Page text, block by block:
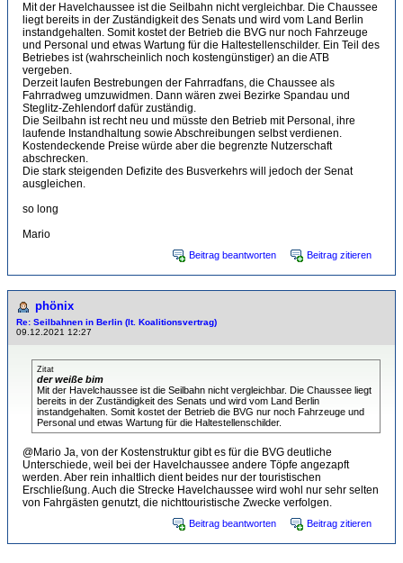
Mit der Havelchaussee ist die Seilbahn nicht vergleichbar. Die Chaussee
liegt bereits in der Zuständigkeit des Senats und wird vom Land Berlin
instandgehalten. Somit kostet der Betrieb die BVG nur noch Fahrzeuge
und Personal und etwas Wartung für die Haltestellenschilder. Ein Teil des
Betriebes ist (wahrscheinlich noch kostengünstiger) an die ATB
vergeben.
Derzeit laufen Bestrebungen der Fahrradfans, die Chaussee als
Fahrradweg umzuwidmen. Dann wären zwei Bezirke Spandau und
Steglitz-Zehlendorf dafür zuständig.
Die Seilbahn ist recht neu und müsste den Betrieb mit Personal, ihre
laufende Instandhaltung sowie Abschreibungen selbst verdienen.
Kostendeckende Preise würde aber die begrenzte Nutzerschaft
abschrecken.
Die stark steigenden Defizite des Busverkehrs will jedoch der Senat
ausgleichen.
so long
Mario
Beitrag beantworten Beitrag zitieren
phönix
Re: Seilbahnen in Berlin (lt. Koalitionsvertrag)
09.12.2021 12:27
Zitat
der weiße bim
Mit der Havelchaussee ist die Seilbahn nicht vergleichbar. Die Chaussee liegt
bereits in der Zuständigkeit des Senats und wird vom Land Berlin
instandgehalten. Somit kostet der Betrieb die BVG nur noch Fahrzeuge und
Personal und etwas Wartung für die Haltestellenschilder.
@Mario Ja, von der Kostenstruktur gibt es für die BVG deutliche
Unterschiede, weil bei der Havelchaussee andere Töpfe angezapft
werden. Aber rein inhaltlich dient beides nur der touristischen
Erschließung. Auch die Strecke Havelchaussee wird wohl nur sehr selten
von Fahrgästen genutzt, die nichttouristische Zwecke verfolgen.
Beitrag beantworten Beitrag zitieren